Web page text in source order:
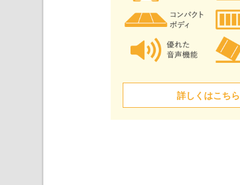
詳しくはこちら